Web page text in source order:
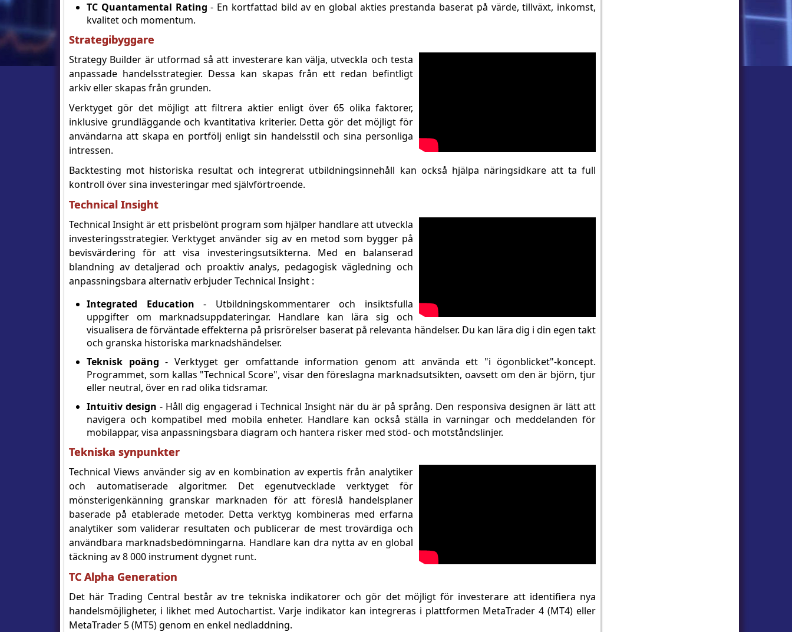
TC Quantamental Rating- En kortfattad bild av en global akties prestanda baserat på värde, tillväxt, inkomst,
kvalitet och momentum.
Strategibyggare
Strategy Builder är utformad så att investerare kan välja, utveckla och testa
anpassade handelsstrategier. Dessa kan skapas från ett redan befintligt
arkiv eller skapas från grunden.
Verktyget gör det möjligt att filtrera aktier enligt över 65 olika faktorer,
inklusive grundläggande och kvantitativa kriterier. Detta gör det möjligt för
användarna att skapa en portfölj enligt sin handelsstil och sina personliga
intressen.
Backtesting mot historiska resultat och integrerat utbildningsinnehåll kan också hjälpa näringsidkare att ta full
kontroll över sina investeringar med självförtroende.
Technical Insight
Technical Insight är ett prisbelönt program som hjälper handlare att utveckla
investeringsstrategier. Verktyget använder sig av en metod som bygger på
bevisvärdering för att visa investeringsutsikterna. Med en balanserad
blandning av detaljerad och proaktiv analys, pedagogisk vägledning och
anpassningsbara alternativ erbjuder Technical Insight :
Integrated Education - Utbildningskommentarer och insiktsfulla
uppgifter om marknadsuppdateringar. Handlare kan lära sig och
visualisera de förväntade effekterna på prisrörelser baserat på relevanta händelser. Du kan lära dig i din egen takt
och granska historiska marknadshändelser.
Teknisk poäng - Verktyget ger omfattande information genom att använda ett "i ögonblicket"-koncept.
Programmet, som kallas "Technical Score", visar den föreslagna marknadsutsikten, oavsett om den är björn, tjur
eller neutral, över en rad olika tidsramar.
Intuitiv design- Håll dig engagerad i Technical Insight när du är på språng. Den responsiva designen är lätt att
navigera och kompatibel med mobila enheter. Handlare kan också ställa in varningar och meddelanden för
mobilappar, visa anpassningsbara diagram och hantera risker med stöd- och motståndslinjer.
Tekniska synpunkter
Technical Views använder sig av en kombination av expertis från analytiker
och automatiserade algoritmer. Det egenutvecklade verktyget för
mönsterigenkänning granskar marknaden för att föreslå handelsplaner
baserade på etablerade metoder. Detta verktyg kombineras med erfarna
analytiker som validerar resultaten och publicerar de mest trovärdiga och
användbara marknadsbedömningarna. Handlare kan dra nytta av en global
täckning av 8 000 instrument dygnet runt.
TC Alpha Generation
Det här Trading Central består av tre tekniska indikatorer och gör det möjligt för investerare att identifiera nya
handelsmöjligheter, i likhet med Autochartist. Varje indikator kan integreras i plattformen MetaTrader 4 (MT4) eller
MetaTrader 5 (MT5) genom en enkel nedladdning.